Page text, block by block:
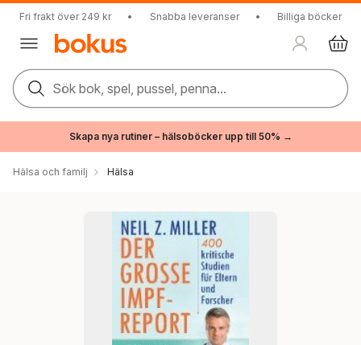
Fri frakt över 249 kr • Snabba leveranser • Billiga böcker
Sök bok, spel, pussel, penna...
Skapa nya rutiner – hälsoböcker upp till 50% →
Hälsa och familj Hälsa